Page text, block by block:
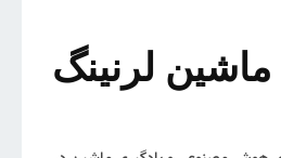
ماشین لرنینگ